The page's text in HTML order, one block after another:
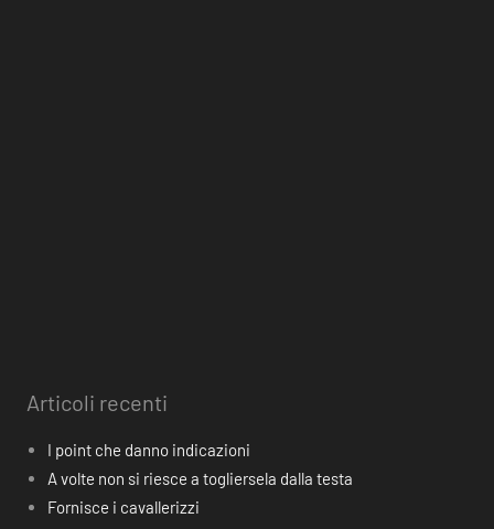
Articoli recenti
I point che danno indicazioni
A volte non si riesce a togliersela dalla testa
Fornisce i cavallerizzi